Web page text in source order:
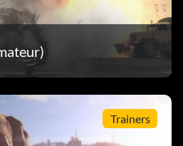
Trainers